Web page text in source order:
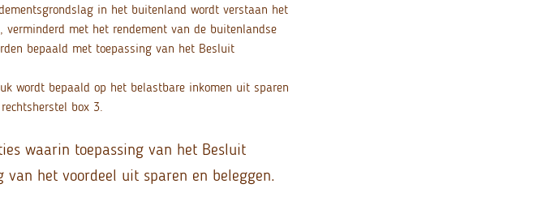
in het buitenland wordt verstaan het
met het rendement van de buitenlandse
bepaald met toepassing van het Besluit
wordt bepaald op het belastbare inkomen uit sparen
box 3.
waarin toepassing van het Besluit
het voordeel uit sparen en beleggen.